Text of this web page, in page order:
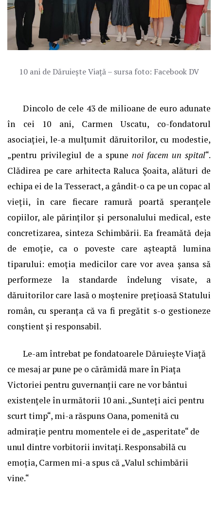
10 ani de Dăruiește Viață – sursa foto: Facebook DV
Dincolo de cele 43 de milioane de euro adunate
în cei 10 ani, Carmen Uscatu, co-fondatorul
asociației, le-a mulțumit dăruitorilor, cu modestie,
„pentru privilegiul de a spune noi facem un spital“.
Clădirea pe care arhitecta Raluca Șoaita, alături de
echipa ei de la Tesseract, a gândit-o ca pe un copac al
vieții, în care fiecare ramură poartă speranțele
copiilor, ale părinților și personalului medical, este
concretizarea, sinteza Schimbării. Ea freamătă deja
de emoție, ca o poveste care așteaptă lumina
tiparului: emoția medicilor care vor avea șansa să
performeze la standarde îndelung visate, a
dăruitorilor care lasă o moștenire prețioasă Statului
român, cu speranța că va fi pregătit s-o gestioneze
conștient și responsabil.
Le-am întrebat pe fondatoarele Dăruiește Viață
ce mesaj ar pune pe o cărămidă mare în Piața
Victoriei pentru guvernanții care ne vor bântui
existențele în următorii 10 ani. „Sunteți aici pentru
scurt timp“, mi-a răspuns Oana, pomenită cu
admirație pentru momentele ei de „asperitate“ de
unul dintre vorbitorii invitați. Responsabilă cu
emoția, Carmen mi-a spus că „Valul schimbării
vine.“